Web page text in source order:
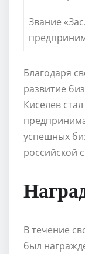
Звание
Благодаря
развитие
Киселев
успешных
российской
В течение
был